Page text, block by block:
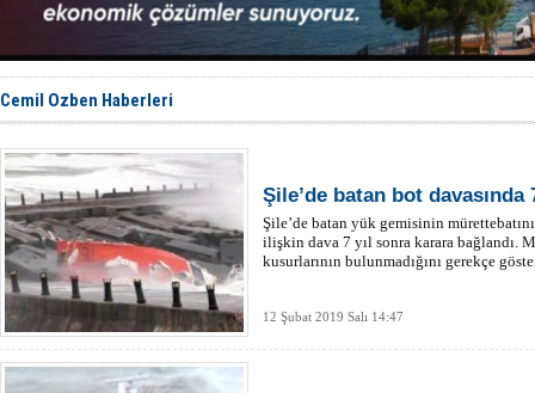
Dron
'REGAL 1'
Gemide 5
Yakıt
Cemil Ozben Haberleri
Şile’de batan bot davasında
Şile’de batan yük gemisinin
ilişkin dava 7 yıl sonra karara bağlandı.
kusurlarının bulunmadığını gerekçe
12 Şubat 2019 Salı 14:47